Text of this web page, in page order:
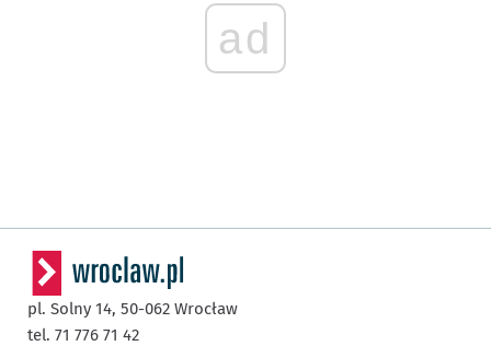
ad
pl. Solny 14, 50-062 Wrocław
tel. 71 776 71 42